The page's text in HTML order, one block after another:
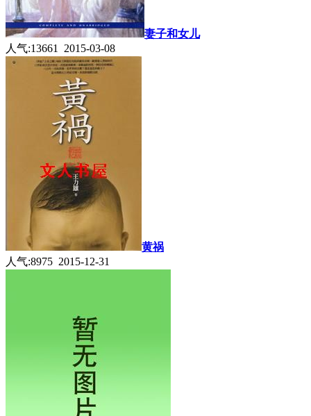
妻子和女儿
人气:13661 2015-03-08
黄祸
人气:8975 2015-12-31